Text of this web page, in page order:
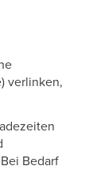
verlinken,
Bedarf